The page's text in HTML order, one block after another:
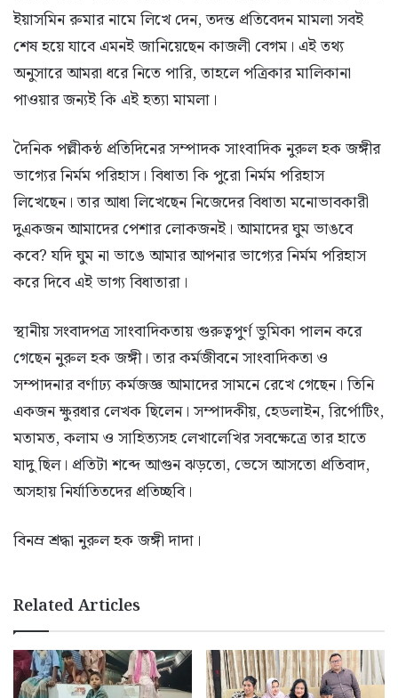
ইয়াসমিন রুমার নামে লিখে দেন, তদন্ত প্রতিবেদন মামলা সবই
শেষ হয়ে যাবে এমনই জানিয়েছেন কাজলী বেগম। এই তথ্য
অনুসারে আমরা ধরে নিতে পারি, তাহলে পত্রিকার মালিকানা
পাওয়ার জন্যই কি এই হত্যা মামলা।
দৈনিক পল্লীকন্ঠ প্রতিদিনের সম্পাদক সাংবাদিক নুরুল হক জঙ্গীর
ভাগ্যের নির্মম পরিহাস। বিধাতা কি পুরো নির্মম পরিহাস
লিখেছেন। তার আধা লিখেছেন নিজেদের বিধাতা মনোভাবকারী
দুএকজন আমাদের পেশার লোকজনই। আমাদের ঘুম ভাঙবে
কবে? যদি ঘুম না ভাঙে আমার আপনার ভাগ্যের নির্মম পরিহাস
করে দিবে এই ভাগ্য বিধাতারা।
স্থানীয় সংবাদপত্র সাংবাদিকতায় গুরুত্বপুর্ণ ভুমিকা পালন করে
গেছেন নুরুল হক জঙ্গী। তার কর্মজীবনে সাংবাদিকতা ও
সম্পাদনার বর্ণাঢ্য কর্মজজ্ঞ আমাদের সামনে রেখে গেছেন। তিনি
একজন ক্ষুরধার লেখক ছিলেন। সম্পাদকীয়, হেডলাইন, রির্পোটিং,
মতামত, কলাম ও সাহিত্যসহ লেখালেখির সবক্ষেত্রে তার হাতে
যাদু ছিল। প্রতিটা শব্দে আগুন ঝড়তো, ভেসে আসতো প্রতিবাদ,
অসহায় নির্যাতিতদের প্রতিচ্ছবি।
বিনম্র শ্রদ্ধা নুরুল হক জঙ্গী দাদা।
Related Articles